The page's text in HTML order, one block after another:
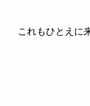
これもひとえに